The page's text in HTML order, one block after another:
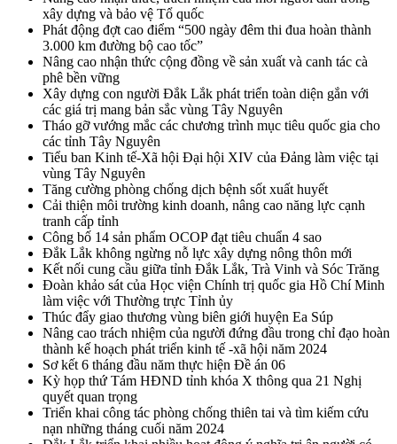
xây dựng và bảo vệ Tổ quốc
Phát động đợt cao điểm “500 ngày đêm thi đua hoàn thành
3.000 km đường bộ cao tốc”
Nâng cao nhận thức cộng đồng về sản xuất và canh tác cà
phê bền vững
Xây dựng con người Đắk Lắk phát triển toàn diện gắn với
các giá trị mang bản sắc vùng Tây Nguyên
Tháo gỡ vướng mắc các chương trình mục tiêu quốc gia cho
các tỉnh Tây Nguyên
Tiểu ban Kinh tế-Xã hội Đại hội XIV của Đảng làm việc tại
vùng Tây Nguyên
Tăng cường phòng chống dịch bệnh sốt xuất huyết
Cải thiện môi trường kinh doanh, nâng cao năng lực cạnh
tranh cấp tỉnh
Công bố 14 sản phẩm OCOP đạt tiêu chuẩn 4 sao
Đắk Lắk không ngừng nỗ lực xây dựng nông thôn mới
Kết nối cung cầu giữa tỉnh Đắk Lắk, Trà Vinh và Sóc Trăng
Đoàn khảo sát của Học viện Chính trị quốc gia Hồ Chí Minh
làm việc với Thường trực Tỉnh ủy
Thúc đẩy giao thương vùng biên giới huyện Ea Súp
Nâng cao trách nhiệm của người đứng đầu trong chỉ đạo hoàn
thành kế hoạch phát triển kinh tế -xã hội năm 2024
Sơ kết 6 tháng đầu năm thực hiện Đề án 06
Kỳ họp thứ Tám HĐND tỉnh khóa X thông qua 21 Nghị
quyết quan trọng
Triển khai công tác phòng chống thiên tai và tìm kiếm cứu
nạn những tháng cuối năm 2024